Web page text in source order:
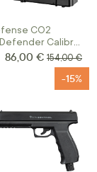
CO2
Calibre
Prix Spécial
86,00 € Prix normal
154,00 €
-15%